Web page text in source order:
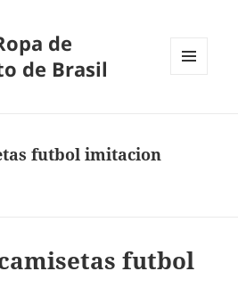
de
de Brasil
futbol imitacion
futbol